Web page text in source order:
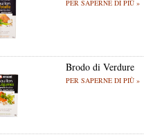
PER SAPERNE DI PIÙ »
Brodo di Verdure
PER SAPERNE DI PIÙ »